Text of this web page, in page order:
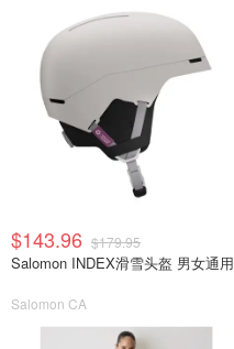
$143.96 $179.95
Salomon INDEX滑雪头盔 男女通用
Salomon CA